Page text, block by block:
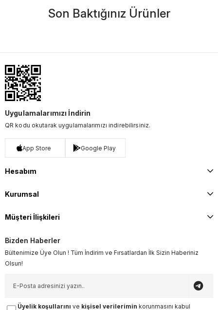
Son Baktığınız Ürünler
Uygulamalarımızı İndirin
QR kodu okutarak uygulamalarımızı indirebilirsiniz.
App Store Google Play
Hesabım
Kurumsal
Müşteri İlişkileri
Bizden Haberler
Bültenimize Üye Olun ! Tüm İndirim ve Fırsatlardan İlk Sizin Haberiniz
Olsun!
Üyelik koşullarını ve kişisel verilerimin korunmasını kabul